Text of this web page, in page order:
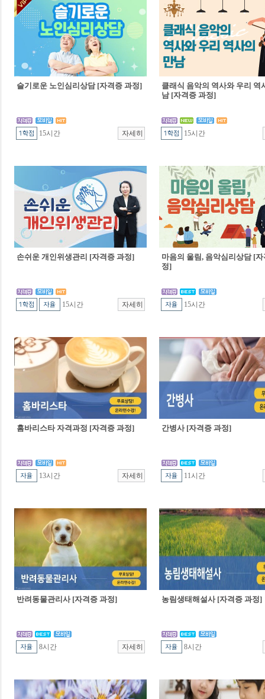
슬기로운 노인심리상담 [자격증 과정]
15시간
클래식 음악의 역사와 우리 역
남 [자격증 과정]
15시간
손쉬운 개인위생관리 [자격증 과정]
15시간
마음의 울림, 음악심리상담 [
정]
15시간
홈바리스타 자격과정 [자격증 과정]
13시간
간병사 [자격증 과정]
11시간
반려동물관리사 [자격증 과정]
8시간
농림생태해설사 [자격증 과정]
8시간